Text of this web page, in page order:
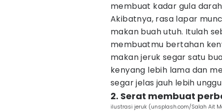
membuat kadar gula
Akibatnya, rasa lapar
makan buah utuh. Itulah
membuatmu bertahan
makan jeruk segar satu
kenyang lebih lama dan
segar jelas jauh lebih
2. Serat membuat
ilustrasi jeruk (unsplash.com/Salah Ait